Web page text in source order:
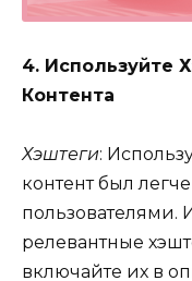
4. Используйте
Контента
Хэштеги:
контент был
пользователями.
релевантные
включайте их в